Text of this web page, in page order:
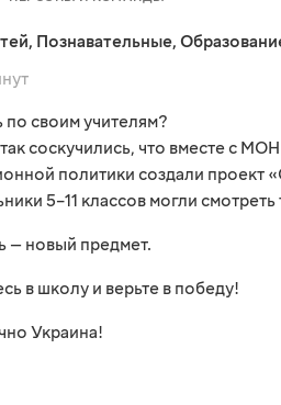
, Познавательные,
по своим учителям?
соскучились, что вместе с
политики создали проект
5–11 классов могли
— новый предмет.
в школу и верьте в победу!
Украина!